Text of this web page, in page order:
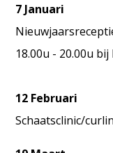
7 Januari
18.00u - 20.00u
12 Februari
Schaatsclinic/